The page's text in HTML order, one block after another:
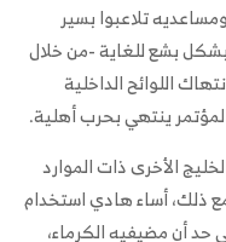
تلاعبوا بسير
عملية مؤتمر الحوار الوطني 2013-2014 بشكل بشع للغاية -من خلال
اللوائح الداخلية
ينتهي بحرب أهلية.
الأخرى ذات الموارد
ذلك، أساء هادي استخدام
أن مضيفيه الكرماء،